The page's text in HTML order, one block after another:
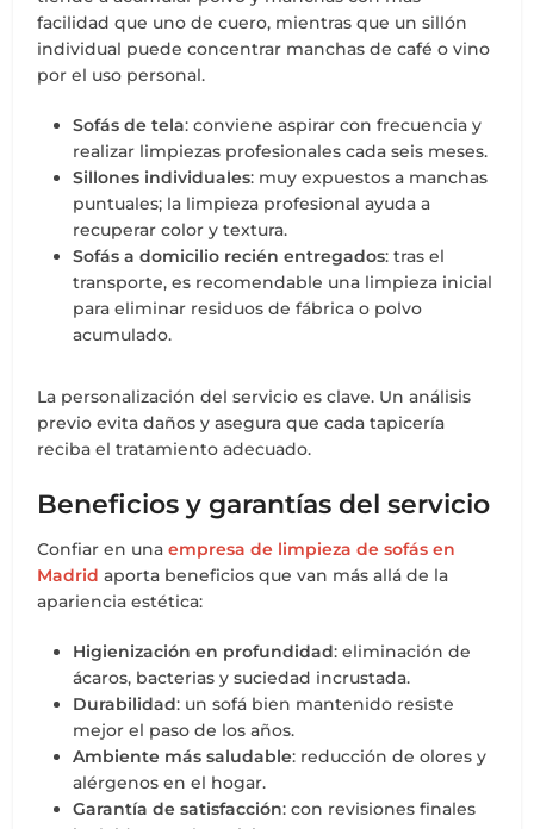
facilidad que uno de cuero, mientras que un sillón
individual puede concentrar manchas de café o vino
por el uso personal.
Sofás de tela: conviene aspirar con frecuencia y
realizar limpiezas profesionales cada seis meses.
Sillones individuales: muy expuestos a manchas
puntuales; la limpieza profesional ayuda a
recuperar color y textura.
Sofás a domicilio recién entregados: tras el
transporte, es recomendable una limpieza inicial
para eliminar residuos de fábrica o polvo
acumulado.
La personalización del servicio es clave. Un análisis
previo evita daños y asegura que cada tapicería
reciba el tratamiento adecuado.
Beneficios y garantías del servicio
Confiar en unaempresa de limpieza de sofás en
Madrid aporta beneficios que van más allá de la
apariencia estética:
Higienización en profundidad: eliminación de
ácaros, bacterias y suciedad incrustada.
Durabilidad: un sofá bien mantenido resiste
mejor el paso de los años.
Ambiente más saludable: reducción de olores y
alérgenos en el hogar.
Garantía de satisfacción: con revisiones finales